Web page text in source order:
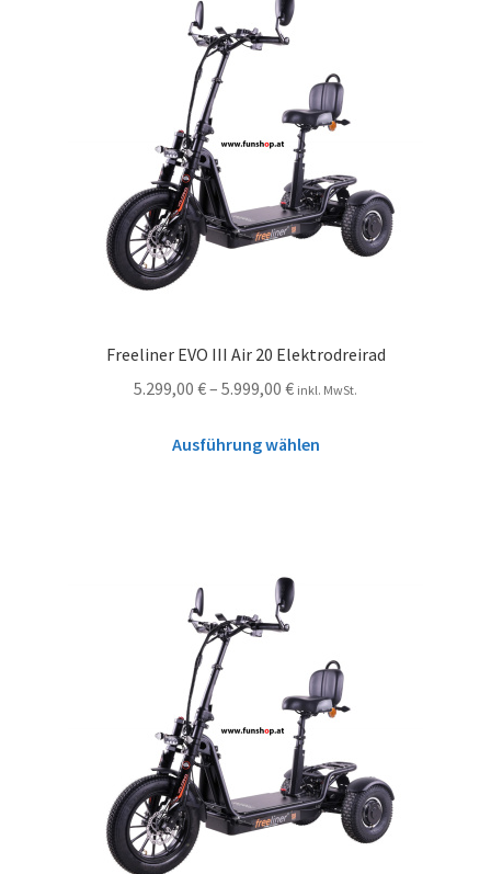
Freeliner EVO III Air 20 Elektrodreirad
5.299,00 €– 5.999,00 € inkl. MwSt.
Ausführung wählen